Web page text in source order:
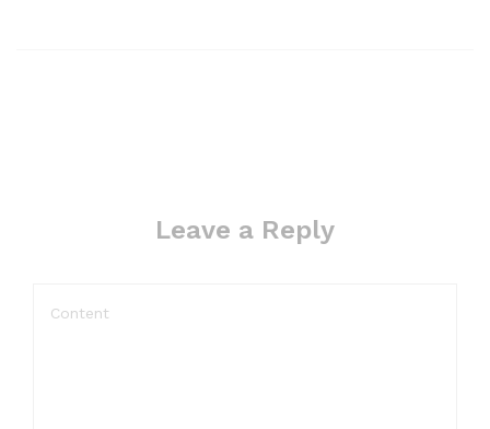
Leave a Reply